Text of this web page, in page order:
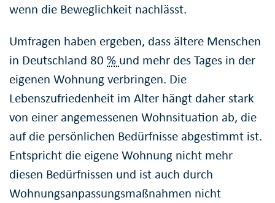
wenn die Beweglichkeit nachlässt.
Umfragen haben ergeben, dass ältere Menschen
in Deutschland 80 % und mehr des Tages in der
eigenen Wohnung verbringen. Die
Lebenszufriedenheit im Alter hängt daher stark
von einer angemessenen Wohnsituation ab, die
auf die persönlichen Bedürfnisse abgestimmt ist.
Entspricht die eigene Wohnung nicht mehr
diesen Bedürfnissen und ist auch durch
Wohnungsanpassungsmaßnahmen nicht